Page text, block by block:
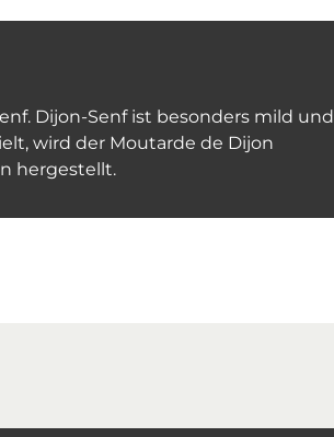
Dijon-Senf ist besonders mild und
wird der Moutarde de Dijon
hergestellt.